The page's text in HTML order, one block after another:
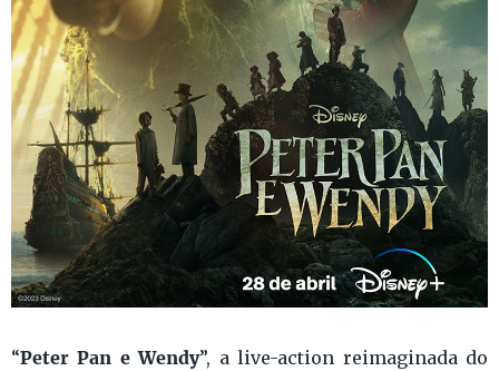
“Peter Pan e Wendy”, a live-action reimaginada do